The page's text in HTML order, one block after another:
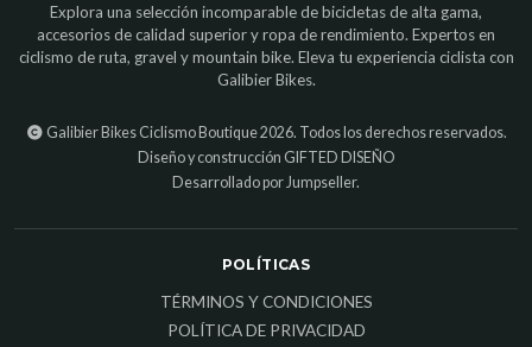
Explora una selección incomparable de bicicletas de alta gama,
accesorios de calidad superior y ropa de rendimiento. Expertos en
ciclismo de ruta, gravel y mountain bike. Eleva tu experiencia ciclista con
Galibier Bikes.
Galibier Bikes Ciclismo Boutique 2026. Todos los derechos reservados.
Diseño y construcción GIFTED DISEÑO
Desarrollado por Jumpseller.
POLÍTICAS
TÉRMINOS Y CONDICIONES
POLÍTICA DE PRIVACIDAD